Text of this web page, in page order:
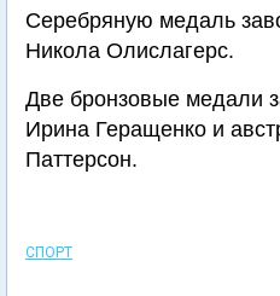
Серебряную медаль
Никола Олислагерс.
Две бронзовые медали
Ирина Геращенко и
Паттерсон.
СПОРТ